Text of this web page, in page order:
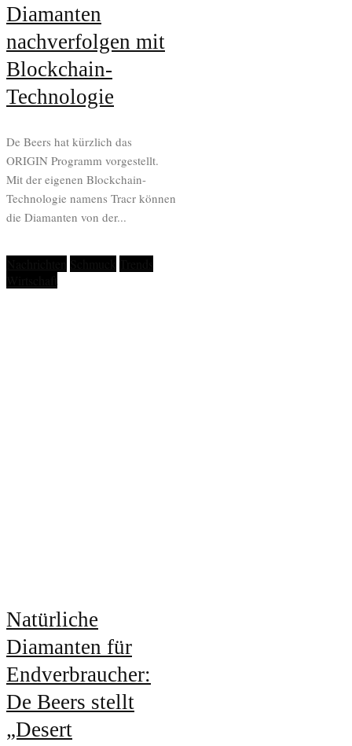
Diamanten
nachverfolgen mit
Blockchain-
Technologie
De Beers hat kürzlich das
ORIGIN Programm vorgestellt.
Mit der eigenen Blockchain-
Technologie namens Tracr können
die Diamanten von der...
Natürliche
Diamanten für
Endverbraucher:
De Beers stellt
„Desert